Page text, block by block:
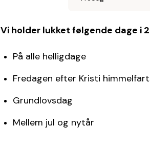
Vi holder lukket følgende dage i
På alle helligdage
Fredagen efter Kristi
Grundlovsdag
Mellem jul og nytår